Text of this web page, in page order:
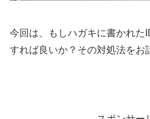
今回は、もしハガキに書かれた
すれば良いか？その対処法をお